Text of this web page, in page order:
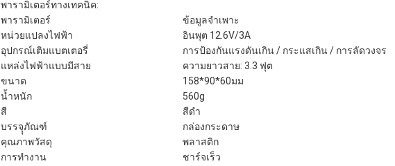
พารามิเตอร์ทางเทคนิค:
พารามิเตอร์
ข้อมูลจำเพาะ
หน่วยแปลงไฟฟ้า
อินพุต 12.6V/3A
อุปกรณ์เติมแบตเตอรี่
การป้องกันแรงดันเกิน / กระแสเกิน / การลัดวงจร
แหล่งไฟฟ้าแบบมีสาย
ความยาวสาย: 3.3 ฟุต
ขนาด
158*90*60มม
น้ำหนัก
560g
สี
สีดำ
บรรจุุภัณฑ์
กล่องกระดาษ
คุณภาพวัสดุ
พลาสติก
การทำงาน
ชาร์จเร็ว